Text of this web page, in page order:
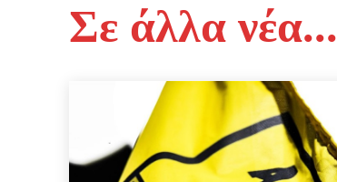
Σε άλλα νέα...